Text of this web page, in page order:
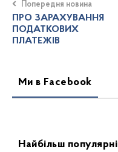
Попередня новина
ПРО ЗАРАХУВАННЯ
ПОДАТКОВИХ
ПЛАТЕЖІВ
Ми в Facebook
Найбільш популярні